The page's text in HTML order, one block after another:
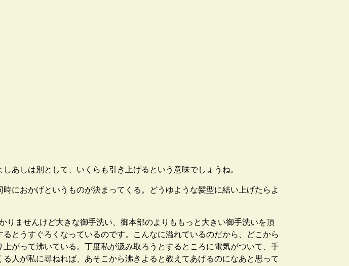
あしは別として、いくらも引き上げるという意味でしょうね。
におかげというものが決まってくる。どうゆような髪型に結い上げたらよ
ませんけど大きな御手洗い、御本部のよりももっと大きい御手洗いを頂
とうすぐろくなっているのです。こんなに溢れているのだから、どこから
がって沸いている。丁度私が汲み取ろうとするところに電気がついて、手
人が私に尋ねれば、あそこから沸きよると教えてあげるのになあと思って